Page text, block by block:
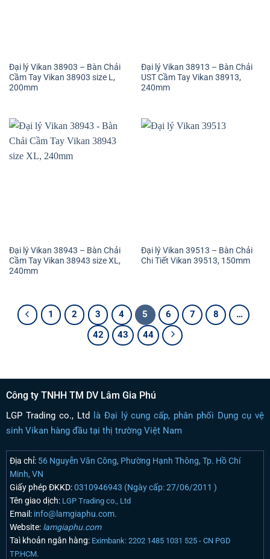
Đại lý Vikan 38903 – Bàn Chải
Cầm Tay Vikan 38903 size L,
200mm
Đại lý Vikan 38913 – Bàn Chải
UST Cầm Tay Vikan 38913,
240mm
Đại lý Vikan 38943 – Bàn Chải
Cầm Tay Vikan 38943 size XL,
240mm
Đại lý Vikan 39513 – Bàn Chải
Chi Tiết Vikan 39513, 150mm
1 2 3 4 5 6 7 8
…
42
43 44
Công ty TNHH TM DV Lâm Gia Phú
LGP Trading co., Ltd là Đại lý cung cấp, phân phối Dụng cụ vệ
sinh Vikan hàng đầu tại thị trường Việt Nam
Địa chỉ:56 Nguyễn Văn Công, Phường Hạnh Thông, Tp. Hồ Chí
Minh, VN
Giấy phép ĐKKD:0310946943 (Ngày cấp: 27/06/2011 )
Tên giao dịch: LGP Trading co., Ltd
Email:info@lamgiaphu.com.
Website:lamgiaphu.com
Taì khoản ngân hàng: Eximbank: 2202 1485 1031 525 - CN PGD
TP.HCM.